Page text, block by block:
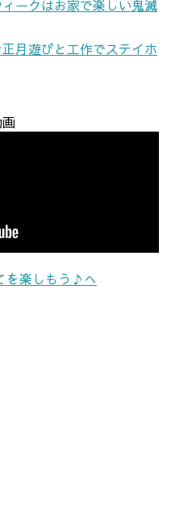
ークはお家で楽しい鬼滅
月遊びと工作でステイホ